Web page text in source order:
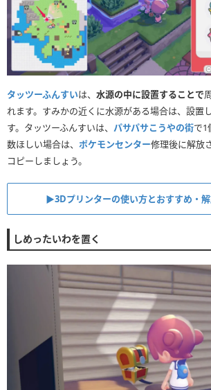
タッツーふんすいは、 水源の中に設置することで
れます。すみかの近くに水源がある場合は、設置
す。タッツーふんすいは、 パサパサこうやの街で1
数ほしい場合は、 ポケモンセンター修理後に解放
コピーしましょう。
▶︎3Dプリンターの使い方とおすすめ・
しめったいわを置く